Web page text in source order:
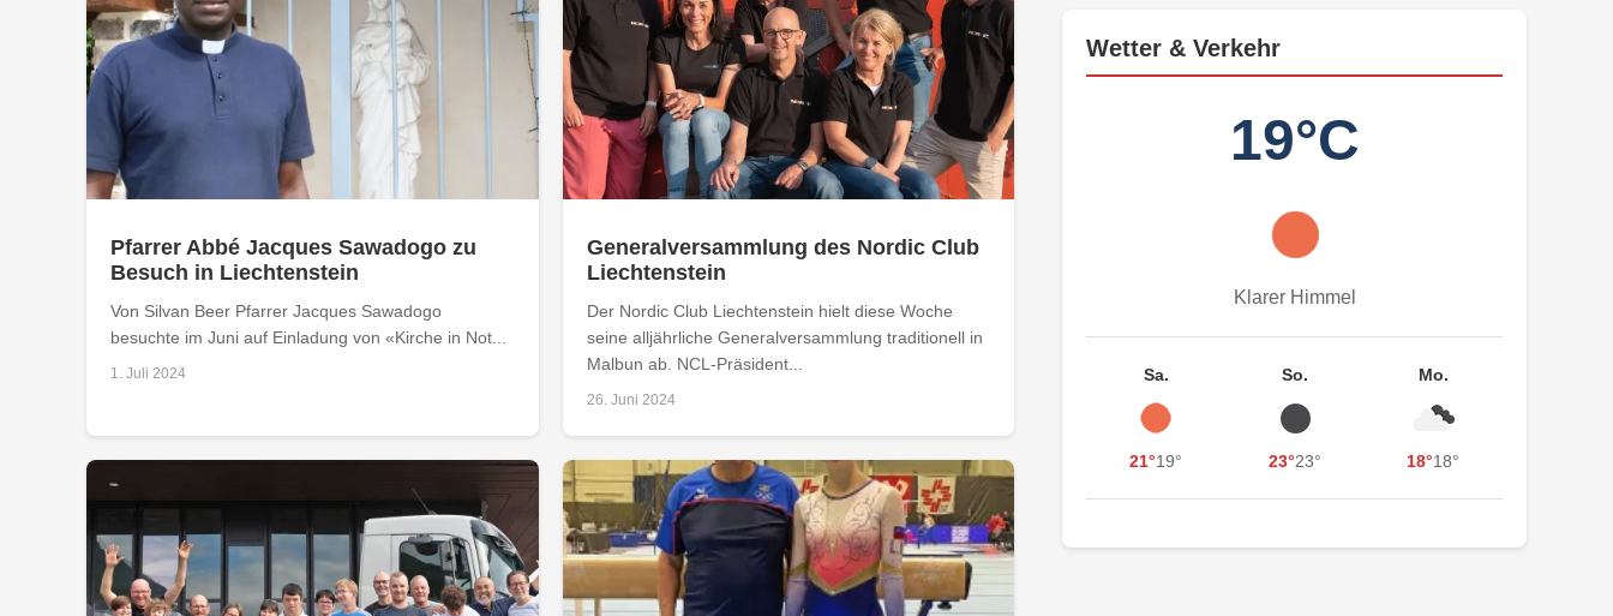
Pfarrer Abbé Jacques Sawadogo zu
Besuch in Liechtenstein
Von Silvan Beer Pfarrer Jacques Sawadogo
besuchte im Juni auf Einladung von «Kirche in Not...
1. Juli 2024
Generalversammlung des Nordic Club
Liechtenstein
Der Nordic Club Liechtenstein hielt diese Woche
seine alljährliche Generalversammlung traditionell in
Malbun ab. NCL-Präsident...
26. Juni 2024
Wetter & Verkehr
19°C
Klarer Himmel
Sa.
21°19°
So.
23°23°
Mo.
18°18°